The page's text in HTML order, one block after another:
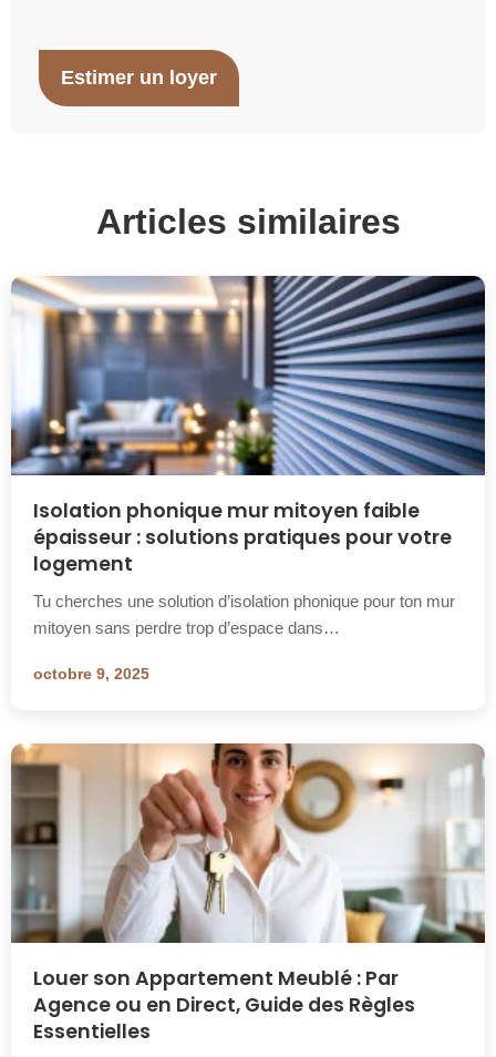
Estimer un loyer
Articles similaires
Isolation phonique mur mitoyen faible
épaisseur : solutions pratiques pour votre
logement
Tu cherches une solution d’isolation phonique pour ton mur
mitoyen sans perdre trop d’espace dans…
octobre 9, 2025
Louer son Appartement Meublé : Par
Agence ou en Direct, Guide des Règles
Essentielles